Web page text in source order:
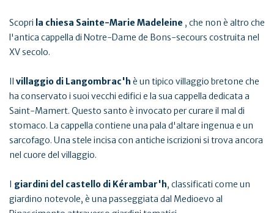
Scopri la chiesa Sainte-Marie Madeleine , che non è altro che
l'antica cappella di Notre-Dame de Bons-secours costruita nel
XV secolo.
Il villaggio di Langombrac'h è un tipico villaggio bretone che
ha conservato i suoi vecchi edifici e la sua cappella dedicata a
Saint-Mamert. Questo santo è invocato per curare il mal di
stomaco. La cappella contiene una pala d'altare ingenua e un
sarcofago. Una stele incisa con antiche iscrizioni si trova ancora
nel cuore del villaggio.
I giardini del castello di Kérambar'h, classificati come un
giardino notevole, è una passeggiata dal Medioevo al